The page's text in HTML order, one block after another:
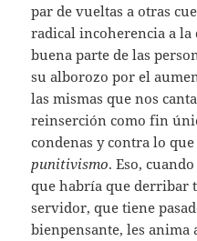
par de vueltas a otras
radical incoherencia a
buena parte de las
su alborozo por el
las mismas que nos
reinserción como fin
condenas y contra lo
punitivismo. Eso,
que habría que derribar
servidor, que tiene
bienpensante, les anima